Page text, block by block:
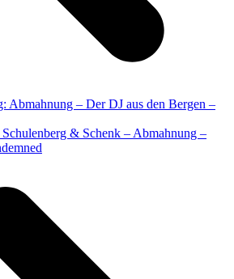
Abmahnung – Der DJ aus den Bergen –
Schulenberg & Schenk – Abmahnung –